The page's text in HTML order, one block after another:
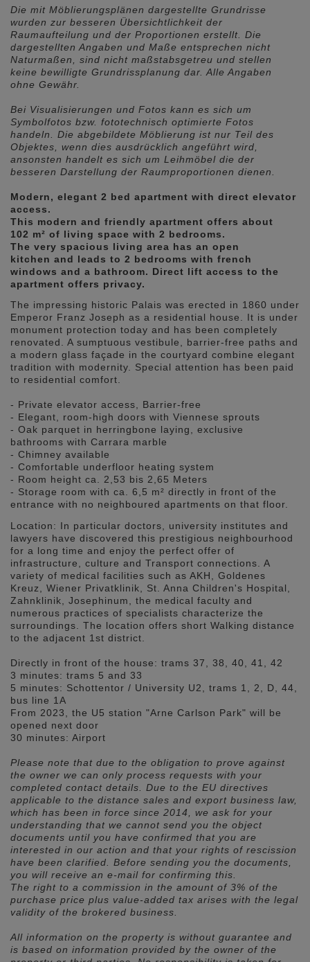
Die mit Möblierungsplänen dargestellte Grundrisse
wurden zur besseren Übersichtlichkeit der
Raumaufteilung und der Proportionen erstellt. Die
dargestellten Angaben und Maße entsprechen nicht
Naturmaßen, sind nicht maßstabsgetreu und stellen
keine bewilligte Grundrissplanung dar. Alle Angaben
ohne Gewähr.
Bei Visualisierungen und Fotos kann es sich um
Symbolfotos bzw. fototechnisch optimierte Fotos
handeln. Die abgebildete Möblierung ist nur Teil des
Objektes, wenn dies ausdrücklich angeführt wird,
ansonsten handelt es sich um Leihmöbel die der
besseren Darstellung der Raumproportionen dienen.
Modern, elegant 2 bed apartment with direct elevator
access.
This modern and friendly apartment offers about
102 m² of living space with 2 bedrooms.
The very spacious living area has an open
kitchen and leads to 2 bedrooms with french
windows and a bathroom. Direct lift access to the
apartment offers privacy.
The impressing historic Palais was erected in 1860 under
Emperor Franz Joseph as a residential house. It is under
monument protection today and has been completely
renovated. A sumptuous vestibule, barrier-free paths and
a modern glass façade in the courtyard combine elegant
tradition with modernity. Special attention has been paid
to residential comfort.
- Private elevator access, Barrier-free
- Elegant, room-high doors with Viennese sprouts
- Oak parquet in herringbone laying, exclusive
bathrooms with Carrara marble
- Chimney available
- Comfortable underfloor heating system
- Room height ca. 2,53 bis 2,65 Meters
- Storage room with ca. 6,5 m² directly in front of the
entrance with no neighboured apartments on that floor.
Location: In particular doctors, university institutes and
lawyers have discovered this prestigious neighbourhood
for a long time and enjoy the perfect offer of
infrastructure, culture and Transport connections. A
variety of medical facilities such as AKH, Goldenes
Kreuz, Wiener Privatklinik, St. Anna Children's Hospital,
Zahnklinik, Josephinum, the medical faculty and
numerous practices of specialists characterize the
surroundings. The location offers short Walking distance
to the adjacent 1st district.
Directly in front of the house: trams 37, 38, 40, 41, 42
3 minutes: trams 5 and 33
5 minutes: Schottentor / University U2, trams 1, 2, D, 44,
bus line 1A
From 2023, the U5 station "Arne Carlson Park" will be
opened next door
30 minutes: Airport
Please note that due to the obligation to prove against
the owner we can only process requests with your
completed contact details. Due to the EU directives
applicable to the distance sales and export business law,
which has been in force since 2014, we ask for your
understanding that we cannot send you the object
documents until you have confirmed that you are
interested in our action and that your rights of rescission
have been clarified. Before sending you the documents,
you will receive an e-mail for confirming this.
The right to a commission in the amount of 3% of the
purchase price plus value-added tax arises with the legal
validity of the brokered business.
All information on the property is without guarantee and
is based on information provided by the owner of the